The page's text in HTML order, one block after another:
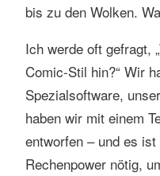
bis zu den Wolken.
Ich werde oft gefragt,
Comic-Stil hin?“ Wir
Spezialsoftware,
haben wir mit einem
entworfen – und es
Rechenpower nötig,